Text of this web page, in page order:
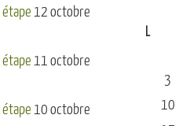
12 octobre
11 octobre
10 octobre
L
3
10